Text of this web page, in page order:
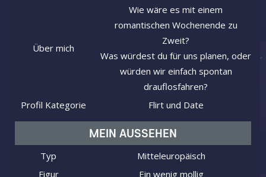
Über mich
Wie wäre es mit einem
romantischen Wochenende zu
Zweit?
Was würdest du für uns planen, oder
würden wir einfach spontan
drauflosfahren?
Profil Kategorie
Flirt und Date
MEIN AUSSEHEN
Typ
Mitteleuropäisch
Figur
Ein wenig mollig